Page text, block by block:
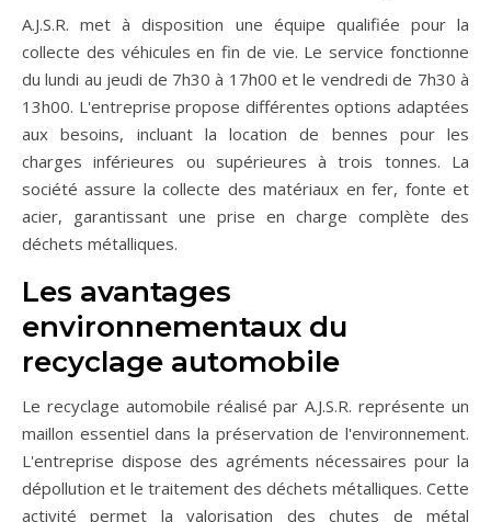
A.J.S.R. met à disposition une équipe qualifiée pour la
collecte des véhicules en fin de vie. Le service fonctionne
du lundi au jeudi de 7h30 à 17h00 et le vendredi de 7h30 à
13h00. L'entreprise propose différentes options adaptées
aux besoins, incluant la location de bennes pour les
charges inférieures ou supérieures à trois tonnes. La
société assure la collecte des matériaux en fer, fonte et
acier, garantissant une prise en charge complète des
déchets métalliques.
Les avantages
environnementaux du
recyclage automobile
Le recyclage automobile réalisé par A.J.S.R. représente un
maillon essentiel dans la préservation de l'environnement.
L'entreprise dispose des agréments nécessaires pour la
dépollution et le traitement des déchets métalliques. Cette
activité permet la valorisation des chutes de métal